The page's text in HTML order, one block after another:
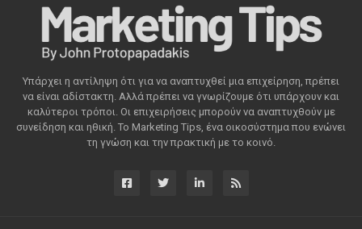
Υπάρχει η αντίληψη ότι για να αναπτυχθεί μια επιχείρηση, πρέπει
να είναι αδίστακτη. Αλλά πρέπει να γνωρίζουμε ότι υπάρχουν και
καλύτεροι τρόποι. Οι επιχειρήσεις μπορούν να αναπτυχθούν με
συνείδηση ​​και ηθική. Το Marketing Tips, ένα οικοσύστημα που ενώνει
τη γνώση και την πρακτική με το κοινό.